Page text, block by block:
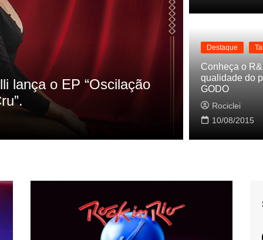
HQs as referencias do clipe de
Destaque
Conheça o
qualidade do
GODO
Rociclei
10/08/2015